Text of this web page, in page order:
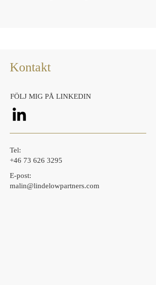
Kontakt
FÖLJ MIG PÅ LINKEDIN
Tel:
+46 73 626 3295
E-post:
malin@lindelowpartners.com